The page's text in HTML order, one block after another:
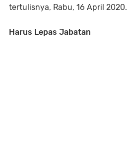
tertulisnya, Rabu, 16 April 2020.
Harus Lepas Jabatan